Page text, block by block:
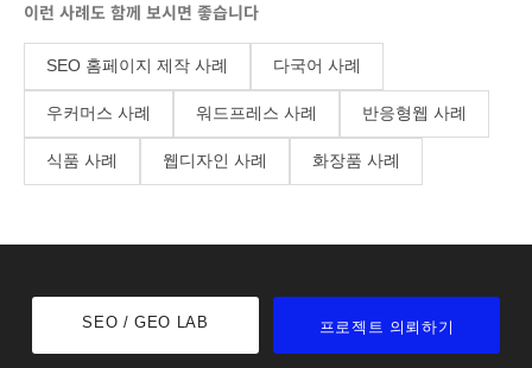
HONORABLE MENTION , 앤어워드 2014
수상했습니다.
이런 사례도 함께 보시면 좋습니다
SEO 홈페이지 제작 사례 다국어 사례
우커머스 사례 워드프레스 사례 반응형웹 사례
식품 사례 웹디자인 사례 화장품 사례
SEO / GEO LAB 프로젝트 의뢰하기